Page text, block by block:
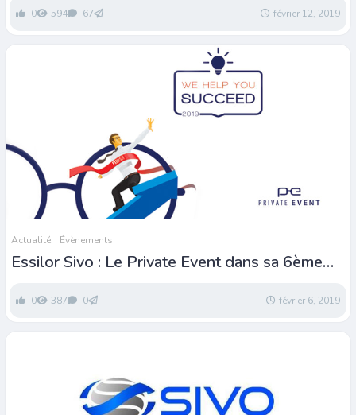
0 594 67 février 12, 2019
Actualité Évènements
Essilor Sivo : Le Private Event dans sa 6ème
0 387 0 février 6, 2019